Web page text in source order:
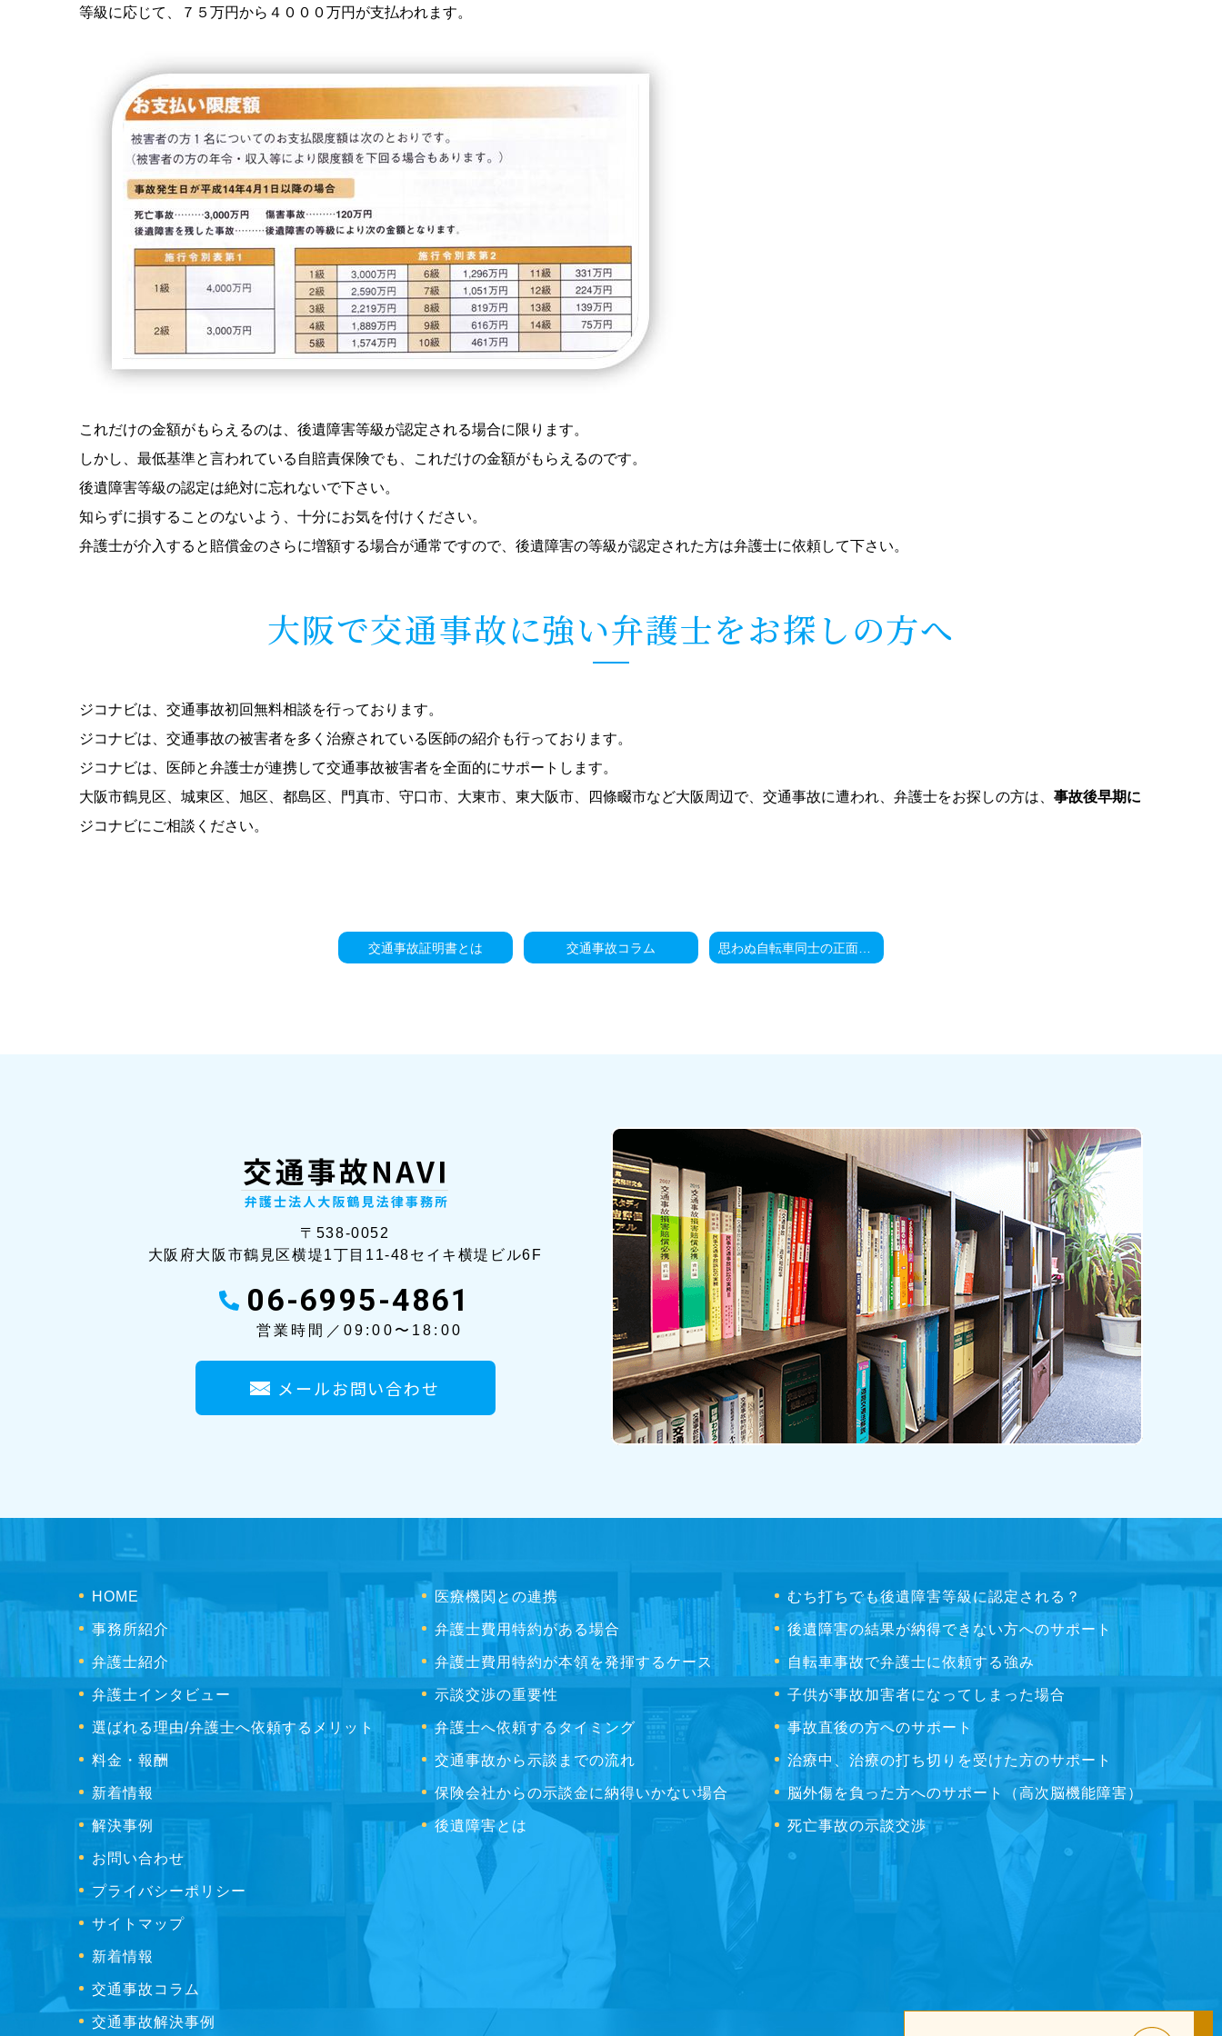
等級に応じて、７５万円から４０００万円が支払われます。
これだけの金額がもらえるのは、後遺障害等級が認定される場合に限ります。
しかし、最低基準と言われている自賠責保険でも、これだけの金額がもらえるのです。
後遺障害等級の認定は絶対に忘れないで下さい。
知らずに損することのないよう、十分にお気を付けください。
弁護士が介入すると賠償金のさらに増額する場合が通常ですので、後遺障害の等級が認定された方は弁護士に依頼して下さい。
大阪で交通事故に強い弁護士をお探しの方へ
ジコナビは、交通事故初回無料相談を行っております。
ジコナビは、交通事故の被害者を多く治療されている医師の紹介も行っております。
ジコナビは、医師と弁護士が連携して交通事故被害者を全面的にサポートします。
大阪市鶴見区、城東区、旭区、都島区、門真市、守口市、大東市、東大阪市、四條畷市など大阪周辺で、交通事故に遭われ、弁護士をお探しの方は、 事故後早期に
ジコナビにご相談ください。
交通事故証明書とは 交通事故コラム
〒538-0052
大阪府大阪市鶴見区横堤1丁目11-48セイ キ横堤ビル6F
06-6995-4861
営業時間／09:00〜18:00
メールお問い合わせ
HOME
事務所紹介
弁護士紹介
弁護士インタビュー
選ばれる理由/弁護士へ依頼するメリット
料金・報酬
新着情報
解決事例
お問い合わせ
プライバシーポリシー
サイトマップ
新着情報
交通事故コラム
交通事故解決事例
医療機関との連携
弁護士費用特約がある場合
弁護士費用特約が本領を発揮するケース
示談交渉の重要性
弁護士へ依頼するタイミング
交通事故から示談までの流れ
保険会社からの示談金に納得いかない場合
後遺障害とは
むち打ちでも後遺障害等級に認定される？
後遺障害の結果が納得できない方へのサポート
自転車事故で弁護士に依頼する強み
子供が事故加害者になってしまった場合
事故直後の方へのサポート
治療中、治療の打ち切りを受けた方のサポート
脳外傷を負った方へのサポート（高次脳機能障害）
死亡事故の示談交渉